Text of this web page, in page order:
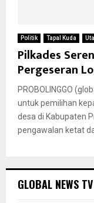
Politik Tapal Kuda
Pilkades
Pergeseran
PROBOLINGGO
untuk pemilihan
desa di Kabupaten
pengawalan ketat
GLOBAL NEWS TV